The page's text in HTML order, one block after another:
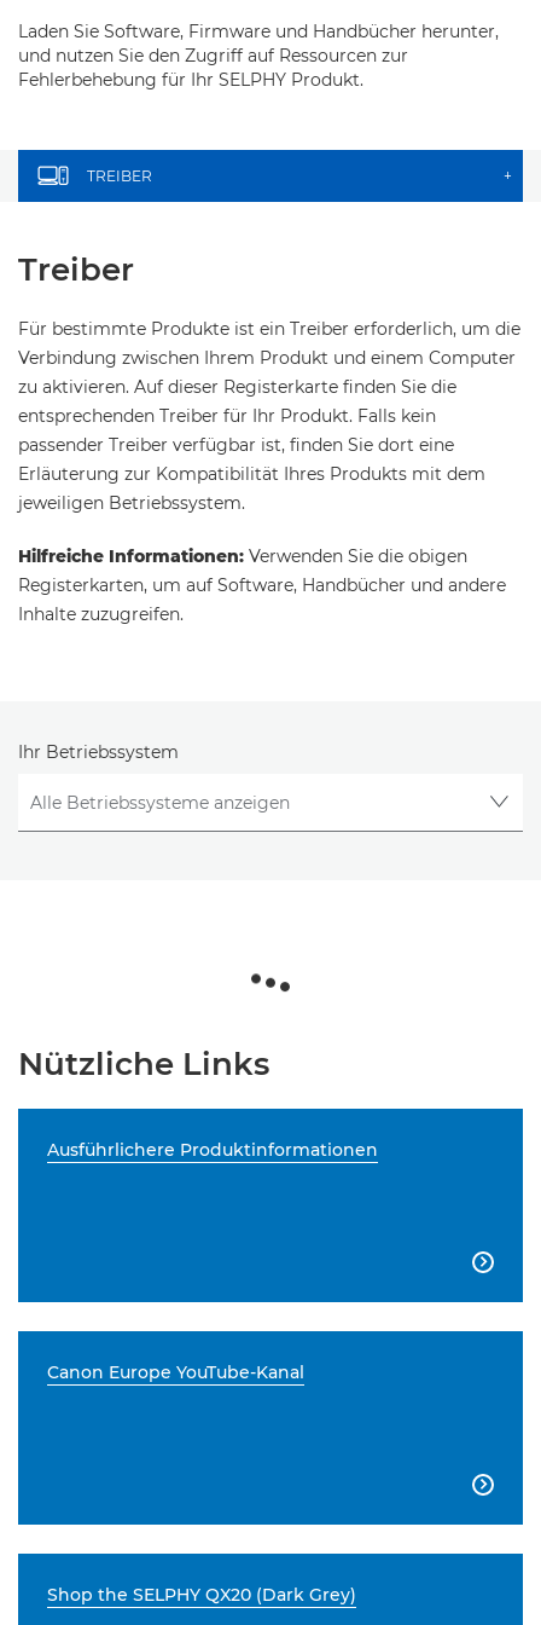
Laden Sie Software, Firmware und Handbücher herunter,
und nutzen Sie den Zugriff auf Ressourcen zur
Fehlerbehebung für Ihr SELPHY Produkt.
TREIBER +
Treiber
Für bestimmte Produkte ist ein Treiber erforderlich, um die
Verbindung zwischen Ihrem Produkt und einem Computer
zu aktivieren. Auf dieser Registerkarte finden Sie die
entsprechenden Treiber für Ihr Produkt. Falls kein
passender Treiber verfügbar ist, finden Sie dort eine
Erläuterung zur Kompatibilität Ihres Produkts mit dem
jeweiligen Betriebssystem.
Hilfreiche Informationen: Verwenden Sie die obigen
Registerkarten, um auf Software, Handbücher und andere
Inhalte zuzugreifen.
Ihr Betriebssystem
Nützliche Links
Ausführlichere Produktinformationen

Canon Europe YouTube-Kanal

Shop the SELPHY QX20 (Dark Grey)